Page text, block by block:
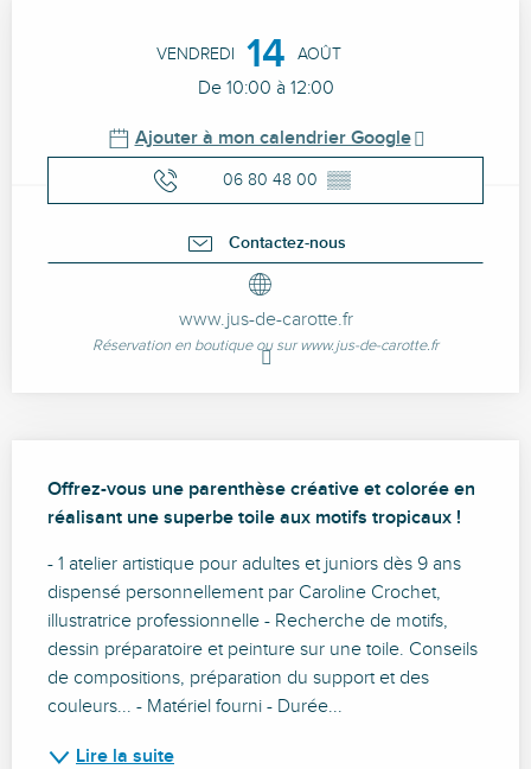
VENDREDI 14 AOÛT
De 10:00 à 12:00
Ajouter à mon calendrier Google
06 80 48 00 ▒▒
Contactez-nous
www.jus-de-carotte.fr
Réservation en boutique ou sur www.jus-de-carotte.fr
Offrez-vous une parenthèse créative et colorée en
réalisant une superbe toile aux motifs tropicaux !
- 1 atelier artistique pour adultes et juniors dès 9 ans
dispensé personnellement par Caroline Crochet,
illustratrice professionnelle - Recherche de motifs,
dessin préparatoire et peinture sur une toile. Conseils
de compositions, préparation du support et des
couleurs... - Matériel fourni - Durée...
Lire la suite